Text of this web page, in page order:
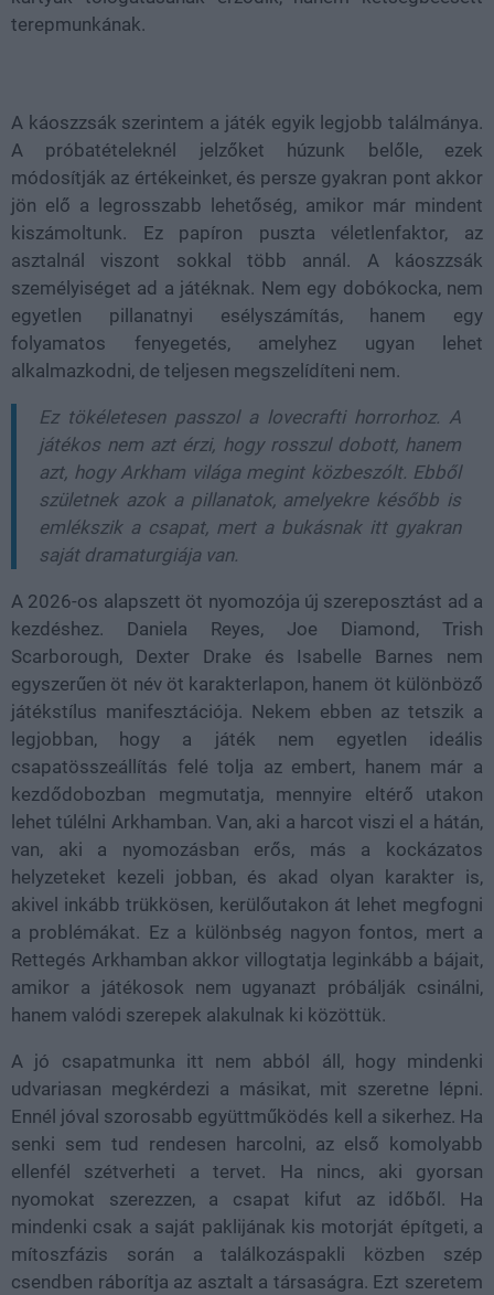
terepmunkának.
A káoszzsák szerintem a játék egyik legjobb találmánya.
A próbatételeknél jelzőket húzunk belőle, ezek
módosítják az értékeinket, és persze gyakran pont akkor
jön elő a legrosszabb lehetőség, amikor már mindent
kiszámoltunk. Ez papíron puszta véletlenfaktor, az
asztalnál viszont sokkal több annál. A káoszzsák
személyiséget ad a játéknak. Nem egy dobókocka, nem
egyetlen pillanatnyi esélyszámítás, hanem egy
folyamatos fenyegetés, amelyhez ugyan lehet
alkalmazkodni, de teljesen megszelídíteni nem.
Ez tökéletesen passzol a lovecrafti horrorhoz. A
játékos nem azt érzi, hogy rosszul dobott, hanem
azt, hogy Arkham világa megint közbeszólt. Ebből
születnek azok a pillanatok, amelyekre később is
emlékszik a csapat, mert a bukásnak itt gyakran
saját dramaturgiája van.
A 2026-os alapszett öt nyomozója új szereposztást ad a
kezdéshez. Daniela Reyes, Joe Diamond, Trish
Scarborough, Dexter Drake és Isabelle Barnes nem
egyszerűen öt név öt karakterlapon, hanem öt különböző
játékstílus manifesztációja. Nekem ebben az tetszik a
legjobban, hogy a játék nem egyetlen ideális
csapatösszeállítás felé tolja az embert, hanem már a
kezdődobozban megmutatja, mennyire eltérő utakon
lehet túlélni Arkhamban. Van, aki a harcot viszi el a hátán,
van, aki a nyomozásban erős, más a kockázatos
helyzeteket kezeli jobban, és akad olyan karakter is,
akivel inkább trükkösen, kerülőutakon át lehet megfogni
a problémákat. Ez a különbség nagyon fontos, mert a
Rettegés Arkhamban akkor villogtatja leginkább a bájait,
amikor a játékosok nem ugyanazt próbálják csinálni,
hanem valódi szerepek alakulnak ki közöttük.
A jó csapatmunka itt nem abból áll, hogy mindenki
udvariasan megkérdezi a másikat, mit szeretne lépni.
Ennél jóval szorosabb együttműködés kell a sikerhez. Ha
senki sem tud rendesen harcolni, az első komolyabb
ellenfél szétverheti a tervet. Ha nincs, aki gyorsan
nyomokat szerezzen, a csapat kifut az időből. Ha
mindenki csak a saját paklijának kis motorját építgeti, a
mítoszfázis során a találkozáspakli közben szép
csendben ráborítja az asztalt a társaságra. Ezt szeretem